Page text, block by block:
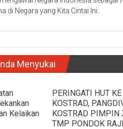
di Negara yang Kita Cintai Ini.
Menyukai
Kelaikan
PERINGATI HUT
KOSTRAD,
KOSTRAD PIMPIN
TMP PONDOK